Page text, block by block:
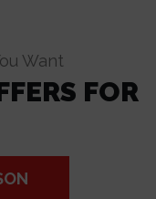
Want
FOR